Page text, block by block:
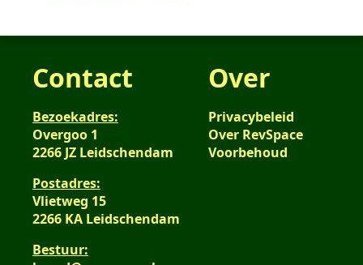
Contact
Bezoekadres:
Overgoo 1
2266 JZ Leidschendam
Postadres:
Vlietweg 15
2266 KA Leidschendam
Bestuur:
Over
Privacybeleid
Over RevSpace
Voorbehoud